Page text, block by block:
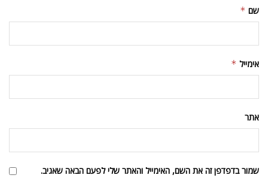
שם *
אימייל *
אתר
שמור בדפדפן זה את השם, האימייל והאתר שלי לפעם הבאה שאגיב.